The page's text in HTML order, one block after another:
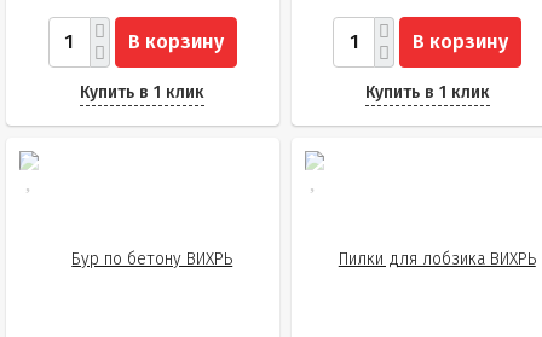
В корзину
Купить в 1 клик
В корзину
Купить в 1 клик